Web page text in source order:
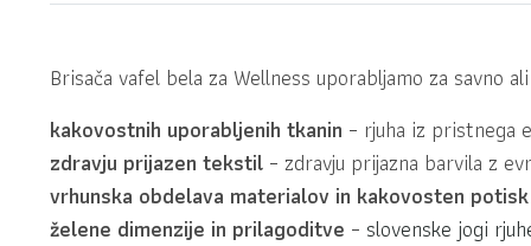
Brisača vafel bela za Wellness uporabljamo za savno
kakovostnih uporabljenih tkanin – rjuha iz pristnega
zdravju prijazen tekstil – zdravju prijazna barvila z
vrhunska obdelava materialov in kakovosten potisk
želene dimenzije in prilagoditve – slovenske jogi